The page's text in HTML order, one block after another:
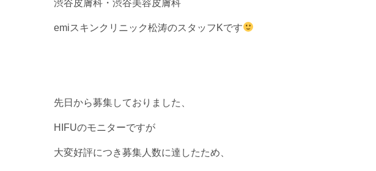
渋谷皮膚科・渋谷美容皮膚科
emiスキンクリニック松涛のスタッフKです
先日から募集しておりました、
HIFUのモニターですが
大変好評につき募集人数に達したため、